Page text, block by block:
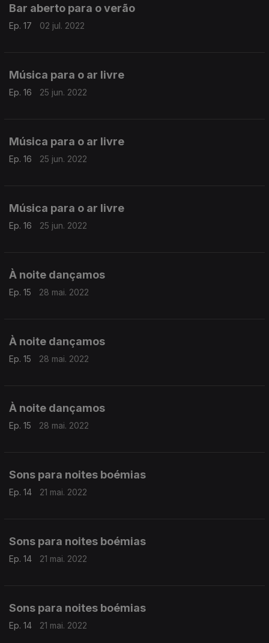
Bar aberto para o verão
Ep. 17 02 jul. 2022
Música para o ar livre
Ep. 16 25 jun. 2022
Música para o ar livre
Ep. 16 25 jun. 2022
Música para o ar livre
Ep. 16 25 jun. 2022
À noite dançamos
Ep. 15 28 mai. 2022
À noite dançamos
Ep. 15 28 mai. 2022
À noite dançamos
Ep. 15 28 mai. 2022
Sons para noites boémias
Ep. 14 21 mai. 2022
Sons para noites boémias
Ep. 14 21 mai. 2022
Sons para noites boémias
Ep. 14 21 mai. 2022